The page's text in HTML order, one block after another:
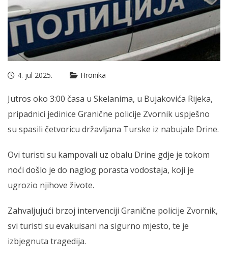
4. jul 2025. Hronika
Jutros oko 3:00 časa u Skelanima, u Bujakovića Rijeka,
pripadnici jedinice Granične policije Zvornik uspješno
su spasili četvoricu državljana Turske iz nabujale Drine.
Ovi turisti su kampovali uz obalu Drine gdje je tokom
noći došlo je do naglog porasta vodostaja, koji je
ugrozio njihove živote.
Zahvaljujući brzoj intervenciji Granične policije Zvornik,
svi turisti su evakuisani na sigurno mjesto, te je
izbjegnuta tragedija.